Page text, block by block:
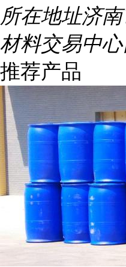
所在地址济
材料交易中
推荐产品